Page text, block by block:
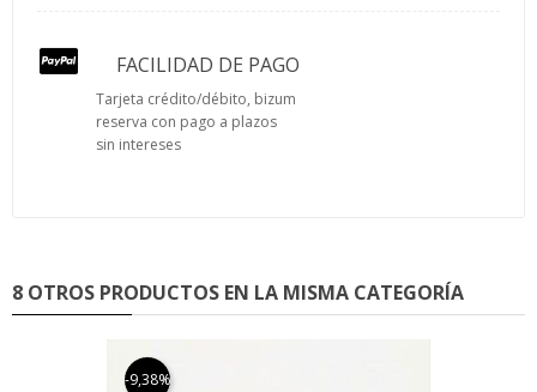
FACILIDAD DE PAGO
Tarjeta crédito/débito, bizum
reserva con pago a plazos
sin intereses
8 OTROS PRODUCTOS EN LA MISMA CATEGORÍA
-9,38%